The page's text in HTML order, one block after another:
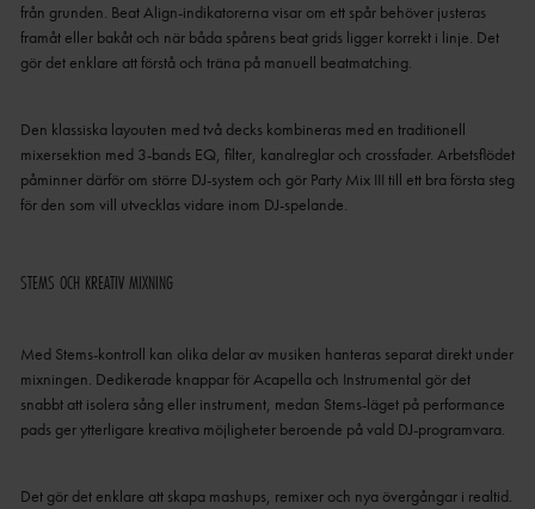
från grunden. Beat Align-indikatorerna visar om ett spår behöver justeras
framåt eller bakåt och när båda spårens beat grids ligger korrekt i linje. Det
gör det enklare att förstå och träna på manuell beatmatching.
Den klassiska layouten med två decks kombineras med en traditionell
mixersektion med 3-bands EQ, filter, kanalreglar och crossfader. Arbetsflödet
påminner därför om större DJ-system och gör Party Mix III till ett bra första steg
för den som vill utvecklas vidare inom DJ-spelande.
STEMS OCH KREATIV MIXNING
Med Stems-kontroll kan olika delar av musiken hanteras separat direkt under
mixningen. Dedikerade knappar för Acapella och Instrumental gör det
snabbt att isolera sång eller instrument, medan Stems-läget på performance
pads ger ytterligare kreativa möjligheter beroende på vald DJ-programvara.
Det gör det enklare att skapa mashups, remixer och nya övergångar i realtid.